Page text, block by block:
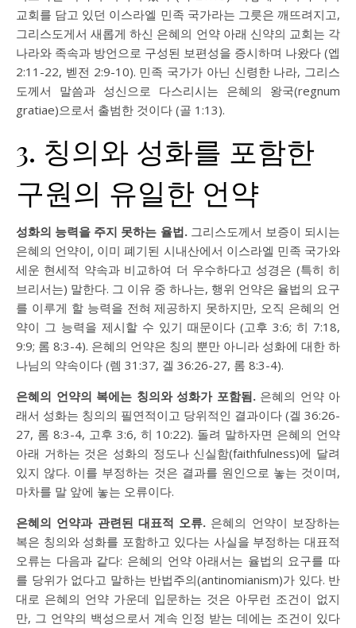
교회를 담고 있던 이스라엘 민족 국가라는 그릇은 깨뜨려지고,
그리스도게서 새롭게 하신 은혜의 언약 아래 신약의 교회는 각
나라와 족속과 방언으로 구성된 보편성을 증시하며 나왔다 (엡
2:11-22, 벧전 2:9-10). 민족 국가가 아닌 신령한 나라, 그리스
도께서 말씀과 성신으로 다스리시는 은혜의 왕국(regnum
gratiae)으로서 출범한 것이다 (골 1:13).
3. 칭의와 성화를 포함한
구원의 유일한 언약
성화의 능력을 주지 못하는 율법.그리스도께서 보증이 되시는
은혜의 언약이, 이미 폐기된 시내산에서 이스라엘 민족 국가와
세운 현세적 약속과 비교하여 더 우수하다고 성경은 (특히 히
브리서는) 말한다. 그 이유 중 하나는, 행위 언약은 율법의 요구
를 이루게 할 능력을 전혀 제공하지 못하지만, 오직 은혜의 언
약이 그 능력을 제시할 수 있기 때문이다 (고후 3:6; 히 7:18,
9:9; 롬 8:3-4). 은혜의 언약은 칭의 뿐만 아니라 성화에 대한 하
나님의 약속이다 (렘 31:37, 겔 36:26-27, 롬 8:3-4).
은혜의 언약의 복에는 칭의와 성화가 포함됨.은혜의 언약 아
래서 성화는 칭의의 필연적이고 당위적인 결과이다 (겔 36:26-
27, 롬 8:3-4, 고후 3:6, 히 10:22). 돌려 말하자면 은혜의 언약
아래 거하는 것은 성화의 정도나 신실함(faithfulness)에 달려
있지 않다. 이를 부정하는 것은 결과를 원인으로 놓는 것이며,
마차를 말 앞에 놓는 오류이다.
은혜의 언약과 관련된 대표적 오류. 은혜의 언약이 보장하는
복은 칭의와 성화를 포함하고 있다는 사실을 부정하는 대표적
오류는 다음과 같다: 은혜의 언약 아래서는 율법의 요구를 따
를 당위가 없다고 말하는 반법주의(antinomianism)가 있다. 반
대로 은혜의 언약 가운데 입문하는 것은 아무런 조건이 없지
만, 그 언약의 백성으로서 계속 인정 받는 데에는 조건이 있다